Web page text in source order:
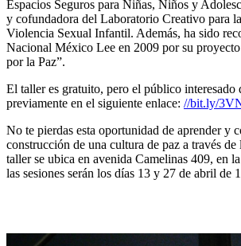
Espacios Seguros para Niñas, Niños y
y cofundadora del Laboratorio Creativo para
Violencia Sexual Infantil. Además, ha sido
Nacional México Lee en 2009 por su
por la Paz”.
El taller es gratuito, pero el público interesado
previamente en el siguiente enlace: //bit.ly/
No te pierdas esta oportunidad de aprender y
construcción de una cultura de paz a través de
taller se ubica en avenida Camelinas 409, en
las sesiones serán los días 13 y 27 de abril de